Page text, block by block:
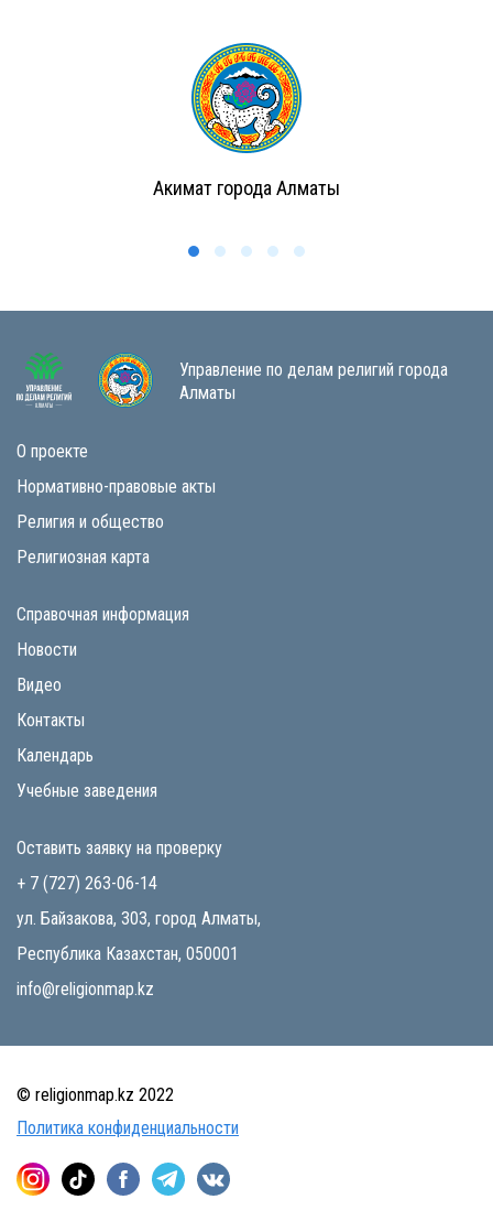
Акимат города Алматы
Управление по делам религий города
Алматы
О проекте
Нормативно-правовые акты
Религия и общество
Религиозная карта
Справочная информация
Новости
Видео
Контакты
Календарь
Учебные заведения
Оставить заявку на проверку
+ 7 (727) 263-06-14
ул. Байзакова, 303, город Алматы,
Республика Казахстан, 050001
info@religionmap.kz
© religionmap.kz 2022
Политика конфиденциальности